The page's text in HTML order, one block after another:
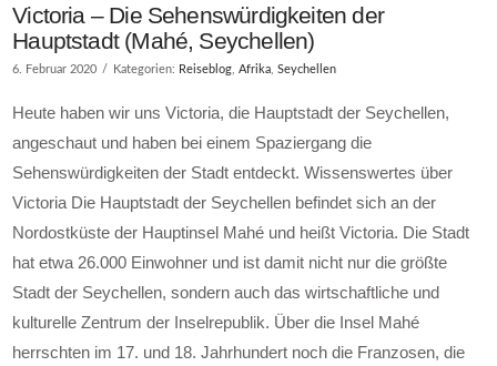
Victoria – Die Sehenswürdigkeiten der
Hauptstadt (Mahé, Seychellen)
6. Februar 2020 Kategorien: Reiseblog ,Afrika ,Seychellen
Heute haben wir uns Victoria, die Hauptstadt der Seychellen,
angeschaut und haben bei einem Spaziergang die
Sehenswürdigkeiten der Stadt entdeckt. Wissenswertes über
Victoria Die Hauptstadt der Seychellen befindet sich an der
Nordostküste der Hauptinsel Mahé und heißt Victoria. Die Stadt
hat etwa 26.000 Einwohner und ist damit nicht nur die größte
Stadt der Seychellen, sondern auch das wirtschaftliche und
kulturelle Zentrum der Inselrepublik. Über die Insel Mahé
herrschten im 17. und 18. Jahrhundert noch die Franzosen, die